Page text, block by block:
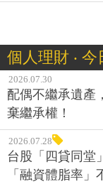
個人理財 ‧ 今
2026.07.30
配偶不繼承遺產
棄繼承權！
2026.07.28
台股「四貸同堂
「融資體脂率」